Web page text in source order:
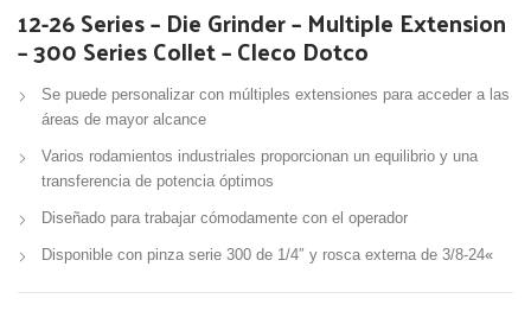
12-26 Series – Die Grinder – Multiple Extension
– 300 Series Collet – Cleco Dotco
Se puede personalizar con múltiples extensiones para acceder a las
áreas de mayor alcance
Varios rodamientos industriales proporcionan un equilibrio y una
transferencia de potencia óptimos
Diseñado para trabajar cómodamente con el operador
Disponible con pinza serie 300 de 1/4″ y rosca externa de 3/8-24«